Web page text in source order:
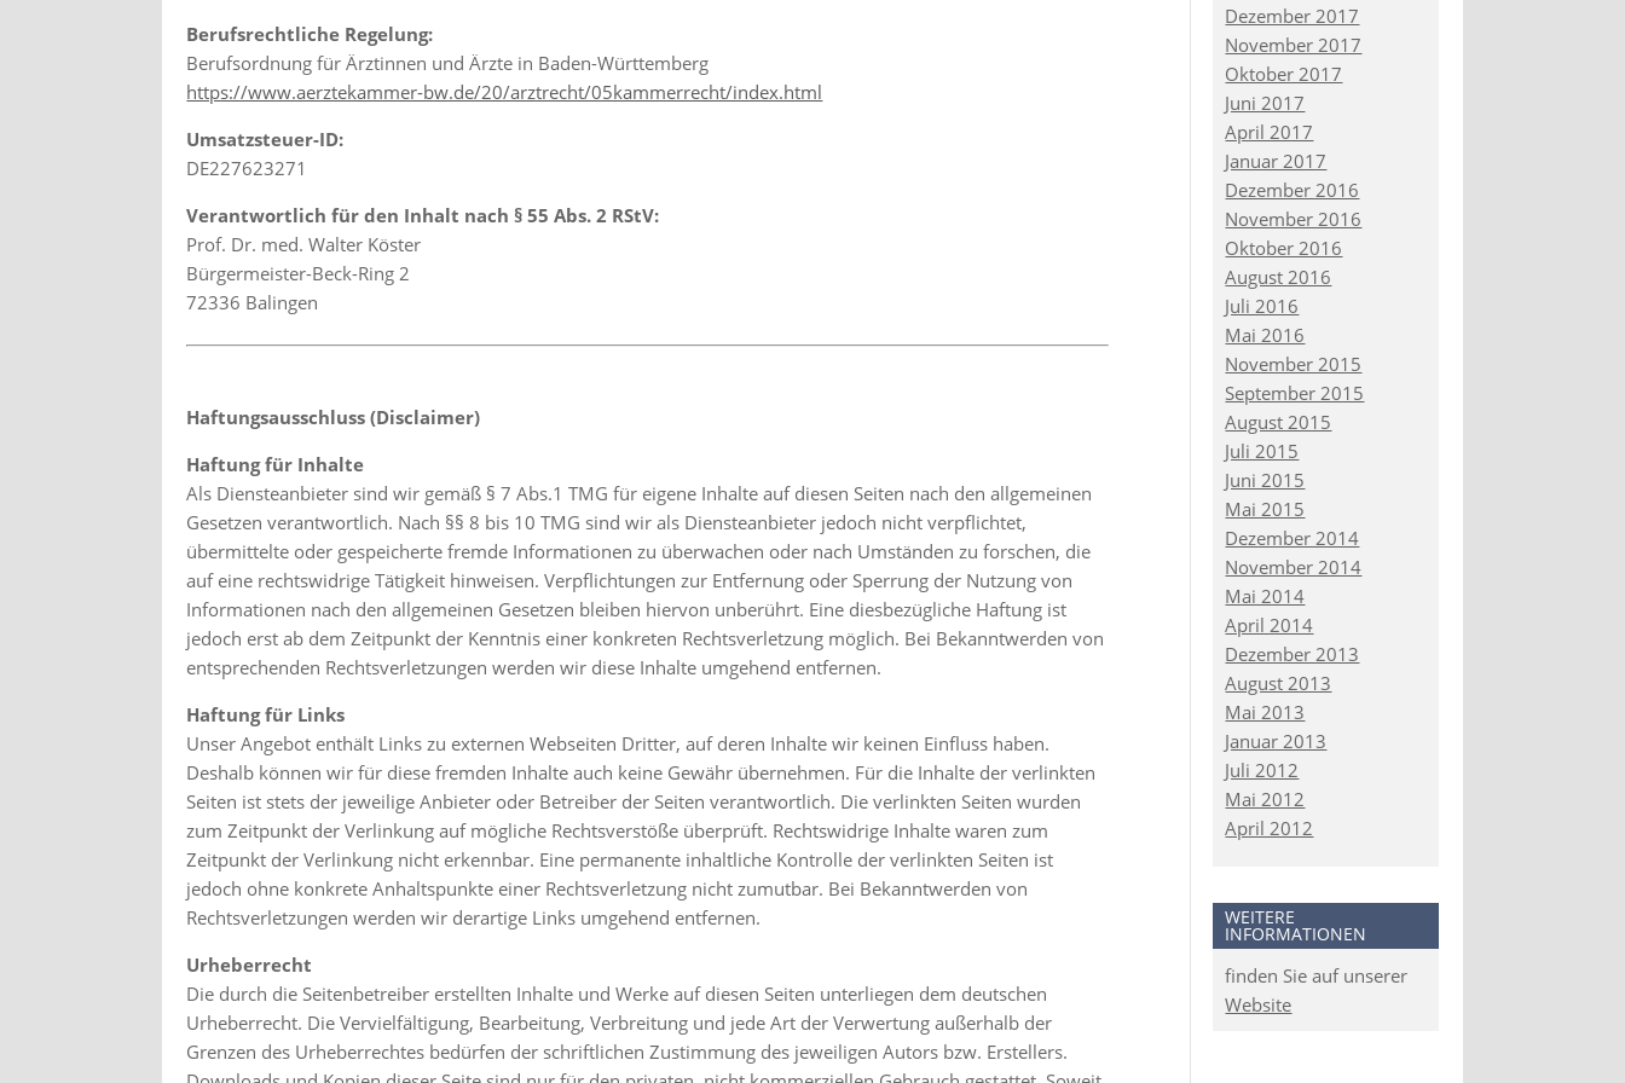
Berufsrechtliche Regelung:
Berufsordnung für Ärztinnen und Ärzte in Baden-Württemberg
https://www.aerztekammer-bw.de/20/arztrecht/05kammerrecht/index.html
Umsatzsteuer-ID:
DE227623271
Verantwortlich für den Inhalt nach § 55 Abs. 2 RStV:
Prof. Dr. med. Walter Köster
Bürgermeister-Beck-Ring 2
72336 Balingen
Haftungsausschluss (Disclaimer)
Haftung für Inhalte
Als Diensteanbieter sind wir gemäß § 7 Abs.1 TMG für eigene Inhalte auf diesen Seiten nach den allgemeinen
Gesetzen verantwortlich. Nach §§ 8 bis 10 TMG sind wir als Diensteanbieter jedoch nicht verpflichtet,
übermittelte oder gespeicherte fremde Informationen zu überwachen oder nach Umständen zu forschen, die
auf eine rechtswidrige Tätigkeit hinweisen. Verpflichtungen zur Entfernung oder Sperrung der Nutzung von
Informationen nach den allgemeinen Gesetzen bleiben hiervon unberührt. Eine diesbezügliche Haftung ist
jedoch erst ab dem Zeitpunkt der Kenntnis einer konkreten Rechtsverletzung möglich. Bei Bekanntwerden von
entsprechenden Rechtsverletzungen werden wir diese Inhalte umgehend entfernen.
Haftung für Links
Unser Angebot enthält Links zu externen Webseiten Dritter, auf deren Inhalte wir keinen Einfluss haben.
Deshalb können wir für diese fremden Inhalte auch keine Gewähr übernehmen. Für die Inhalte der verlinkten
Seiten ist stets der jeweilige Anbieter oder Betreiber der Seiten verantwortlich. Die verlinkten Seiten wurden
zum Zeitpunkt der Verlinkung auf mögliche Rechtsverstöße überprüft. Rechtswidrige Inhalte waren zum
Zeitpunkt der Verlinkung nicht erkennbar. Eine permanente inhaltliche Kontrolle der verlinkten Seiten ist
jedoch ohne konkrete Anhaltspunkte einer Rechtsverletzung nicht zumutbar. Bei Bekanntwerden von
Rechtsverletzungen werden wir derartige Links umgehend entfernen.
Urheberrecht
Die durch die Seitenbetreiber erstellten Inhalte und Werke auf diesen Seiten unterliegen dem deutschen
Urheberrecht. Die Vervielfältigung, Bearbeitung, Verbreitung und jede Art der Verwertung außerhalb der
Grenzen des Urheberrechtes bedürfen der schriftlichen Zustimmung des jeweiligen Autors bzw. Erstellers.
Dezember 2017
November 2017
Oktober 2017
Juni 2017
April 2017
Januar 2017
Dezember 2016
November 2016
Oktober 2016
August 2016
Juli 2016
Mai 2016
November 2015
September 2015
August 2015
Juli 2015
Juni 2015
Mai 2015
Dezember 2014
November 2014
Mai 2014
April 2014
Dezember 2013
August 2013
Mai 2013
Januar 2013
Juli 2012
Mai 2012
April 2012
WEITERE
INFORMATIONEN
finden Sie auf unserer
Website